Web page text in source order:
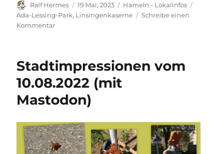
Autor
Ralf Hermes
Veröffentlicht
am
19 Mai, 2023 Kategorien
Hameln - Lokalinfos
Ada-Lessing-Park, Linsingenkaserne
Schreibe einen
Kommentarzu
Ada-
Lessing-
Park
in
Hameln
Stadtimpressionen vom
10.08.2022 (mit
Mastodon)